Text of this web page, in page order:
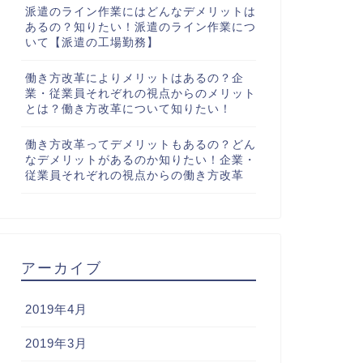
派遣のライン作業にはどんなデメリットは
あるの？知りたい！派遣のライン作業につ
いて【派遣の工場勤務】
働き方改革によりメリットはあるの？企
業・従業員それぞれの視点からのメリット
とは？働き方改革について知りたい！
働き方改革ってデメリットもあるの？どん
なデメリットがあるのか知りたい！企業・
従業員それぞれの視点からの働き方改革
アーカイブ
2019年4月
2019年3月